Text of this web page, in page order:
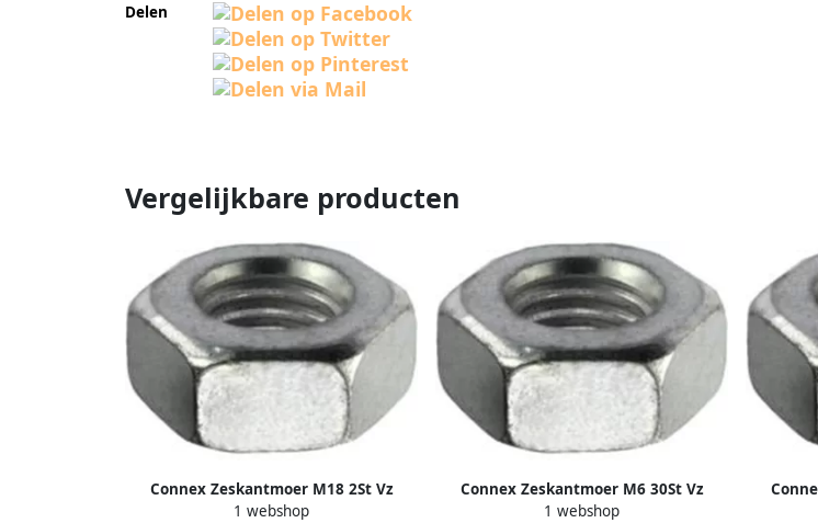
Delen
Vergelijkbare producten
Connex Zeskantmoer M18 2St Vz
KY4220018
1 webshop
Connex Zeskantmoer M6 30St Vz
KY4220006
1 webshop